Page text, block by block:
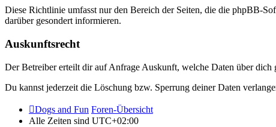
Diese Richtlinie umfasst nur den Bereich der Seiten, die die phpBB-
darüber gesondert informieren.
Auskunftsrecht
Der Betreiber erteilt dir auf Anfrage Auskunft, welche Daten über dich
Du kannst jederzeit die Löschung bzw. Sperrung deiner Daten
Dogs and Fun Foren-Übersicht
Alle Zeiten sind UTC+02:00